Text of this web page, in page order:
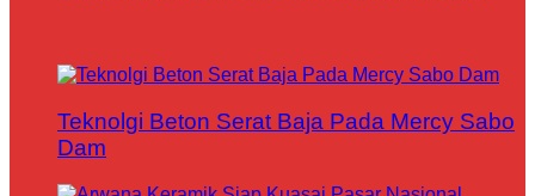
Teknolgi Beton Serat Baja Pada Mercy Sabo
Dam